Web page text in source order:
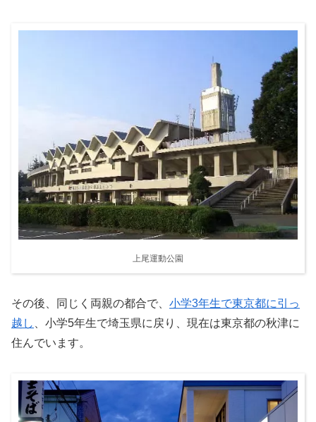
上尾運動公園
その後、同じく両親の都合で、 小学3年生で東京都に引っ
越し
、小学5年生で埼玉県に戻り、現在は東京都の秋津に
住んでいます。